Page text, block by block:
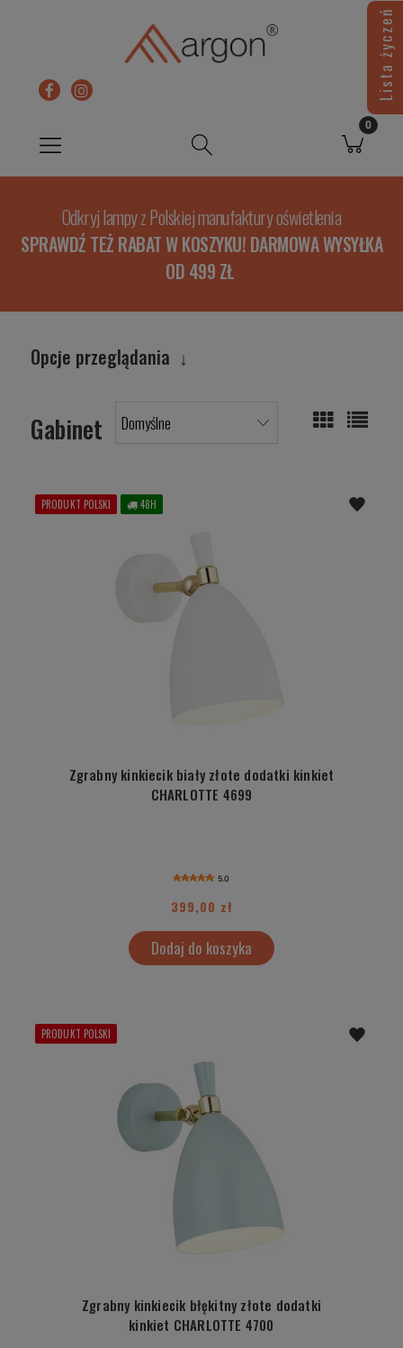
Odkryj lampy z Polskiej manufaktury oświetlenia
SPRAWDŹ TEŻ RABAT W KOSZYKU! DARMOWA WYSYŁKA
OD 499 ZŁ
Opcje przeglądania
Gabinet
Zgrabny kinkiecik biały złote dodatki kinkiet
CHARLOTTE 4699
5.0
399,00 zł
Dodaj do koszyka
PRODUKT POLSKI 48H
Zgrabny kinkiecik błękitny złote dodatki
kinkiet CHARLOTTE 4700
PRODUKT POLSKI
Lista życzeń